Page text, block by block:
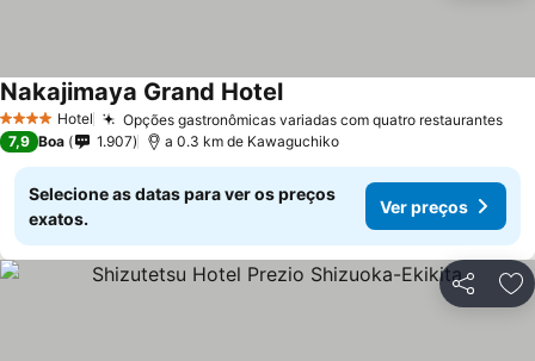
4 EstrelasHotel Opções gastronômicas variadas com quatro restaurantes
Nakajimaya Grand Hotel
7,9 Boa 1.907 a 0.3 km de Kawaguchiko
Selecione as datas para ver os preços
exatos.
Ver preços
Partilhar